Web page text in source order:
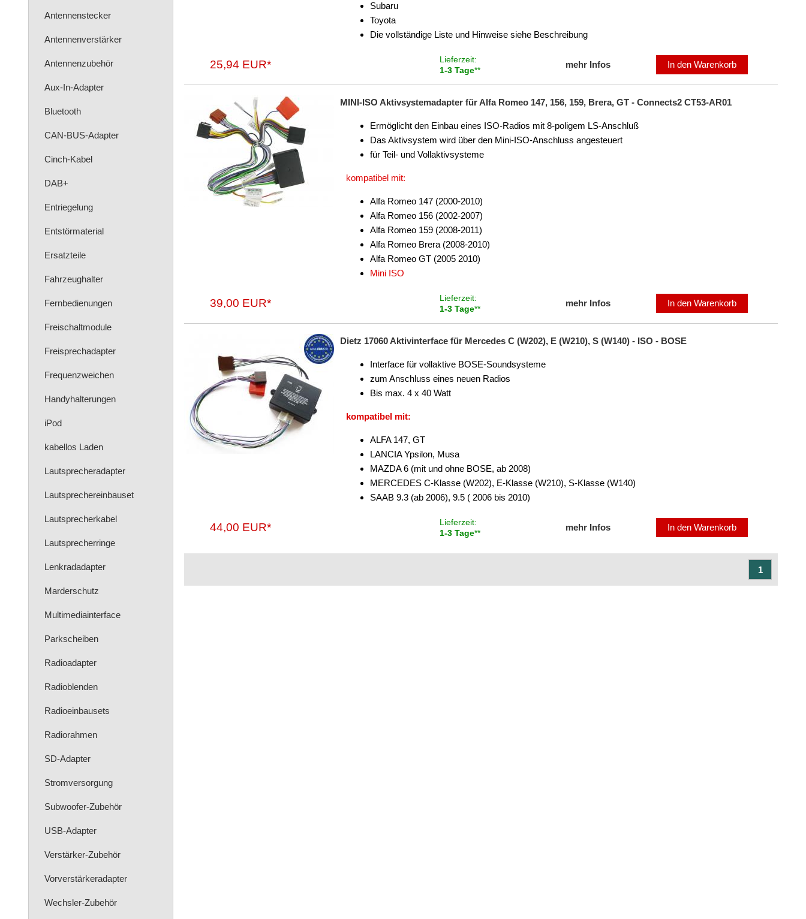
Antennenstecker
Antennenverstärker
Antennenzubehör
Aux-In-Adapter
Bluetooth
CAN-BUS-Adapter
Cinch-Kabel
DAB+
Entriegelung
Entstörmaterial
Ersatzteile
Fahrzeughalter
Fernbedienungen
Freischaltmodule
Freisprechadapter
Frequenzweichen
Handyhalterungen
iPod
kabellos Laden
Lautsprecheradapter
Lautsprechereinbauset
Lautsprecherkabel
Lautsprecherringe
Lenkradadapter
Marderschutz
Multimediainterface
Parkscheiben
Radioadapter
Radioblenden
Radioeinbausets
Radiorahmen
SD-Adapter
Stromversorgung
Subwoofer-Zubehör
USB-Adapter
Verstärker-Zubehör
Vorverstärkeradapter
Wechsler-Zubehör
Subaru
Toyota
Die vollständige Liste und Hinweise siehe Beschreibung
25,94 EUR*
Lieferzeit:
1-3 Tage**
mehr Infos In den Warenkorb
MINI-ISO Aktivsystemadapter für Alfa Romeo 147, 156, 159, Brera, GT - Connects2 CT53-AR01
Ermöglicht den Einbau eines ISO-Radios mit 8-poligem LS-Anschluß
Das Aktivsystem wird über den Mini-ISO-Anschluss angesteuert
für Teil- und Vollaktivsysteme
kompatibel mit:
Alfa Romeo 147 (2000-2010)
Alfa Romeo 156 (2002-2007)
Alfa Romeo 159 (2008-2011)
Alfa Romeo Brera (2008-2010)
Alfa Romeo GT (2005 2010)
Mini ISO
39,00 EUR*
Lieferzeit:
1-3 Tage**
mehr Infos In den Warenkorb
Dietz 17060 Aktivinterface für Mercedes C (W202), E (W210), S (W140) - ISO - BOSE
Interface für vollaktive BOSE-Soundsysteme
zum Anschluss eines neuen Radios
Bis max. 4 x 40 Watt
kompatibel mit:
ALFA 147, GT
LANCIA Ypsilon, Musa
MAZDA 6 (mit und ohne BOSE, ab 2008)
MERCEDES C-Klasse (W202), E-Klasse (W210), S-Klasse (W140)
SAAB 9.3 (ab 2006), 9.5 ( 2006 bis 2010)
44,00 EUR*
Lieferzeit:
1-3 Tage**
mehr Infos In den Warenkorb
1